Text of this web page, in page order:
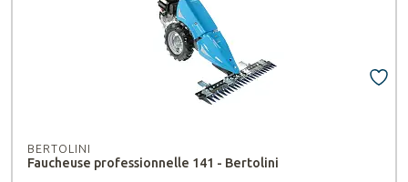
BERTOLINI
Faucheuse professionnelle 141 - Bertolini